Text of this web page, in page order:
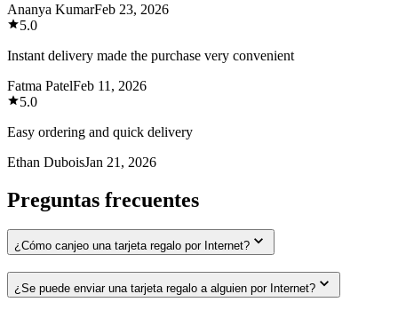
Ananya KumarFeb 23, 2026
5.0
Instant delivery made the purchase very convenient
Fatma PatelFeb 11, 2026
5.0
Easy ordering and quick delivery
Ethan DuboisJan 21, 2026
Preguntas frecuentes
¿Cómo canjeo una tarjeta regalo por Internet?
¿Se puede enviar una tarjeta regalo a alguien por Internet?